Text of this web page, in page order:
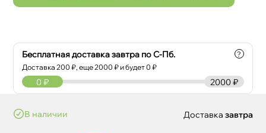
Бесплатная доставка завтра по С-Пб.
Доставка200 ₽, еще2000 ₽ и будет 0 ₽
?
2000 ₽
0 ₽
наличии Доставка завтра